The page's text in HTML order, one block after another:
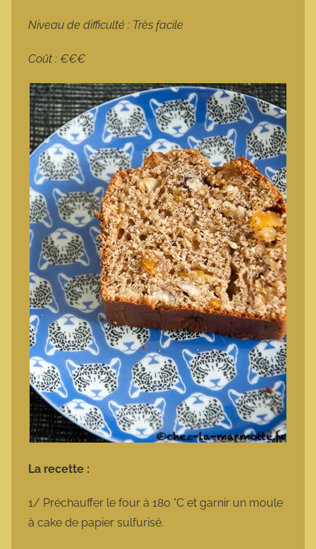
Niveau de difficulté : Très facile
Coût : €€€
La recette :
1/ Préchauffer le four à 180 °C et garnir un moule
à cake de papier sulfurisé.